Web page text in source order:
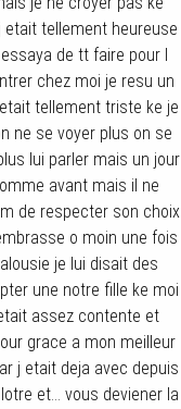
tellement heureuse
de tt faire pour l
chez moi je resu un
tellement triste ke je
ne se voyer plus on se
lui parler mais un jour
avant mais il ne
de respecter son choix
o moin une fois
je lui disait des
une notre fille ke moi
assez contente et
grace a mon meilleur
j etait deja avec depuis
et… vous deviener la